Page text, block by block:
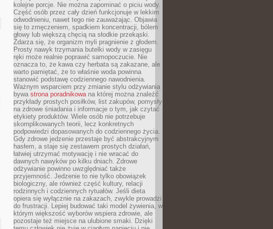
kolejne porcje. Nie można zapominać o piciu wody.
Część osób przez cały dzień funkcjonuje w lekkim
odwodnieniu, nawet tego nie zauważając. Objawia
się to zmęczeniem, spadkiem koncentracji, bólem
głowy lub większą chęcią na słodkie przekąski.
Zdarza się, że organizm myli pragnienie z głodem.
Prosty nawyk trzymania butelki wody w zasięgu
ręki może realnie poprawić samopoczucie. Nie
oznacza to, że kawa czy herbata są zakazane, ale
warto pamiętać, że to właśnie woda powinna
stanowić podstawę codziennego nawodnienia.
Ważnym wsparciem przy zmianie stylu odżywiania
bywa strona poradnikowana której można znaleźć
przykłady prostych posiłków, list zakupów, pomysły
na zdrowe śniadania i informacje o tym, jak czytać
etykiety produktów. Wiele osób nie potrzebuje
skomplikowanych teorii, lecz konkretnych
podpowiedzi dopasowanych do codziennego życia.
Gdy zdrowe jedzenie przestaje być abstrakcyjnym
hasłem, a staje się zestawem prostych działań,
łatwiej utrzymać motywację i nie wracać do
dawnych nawyków po kilku dniach. Zdrowe
odżywianie powinno uwzględniać także
przyjemność. Jedzenie to nie tylko obowiązek
biologiczny, ale również część kultury, relacji
rodzinnych i codziennych rytuałów. Jeśli dieta
opiera się wyłącznie na zakazach, zwykle prowadzi
do frustracji. Lepiej budować taki model żywienia, w
którym większość wyborów wspiera zdrowie, ale
pozostaje też miejsce na ulubione smaki. Dzięki